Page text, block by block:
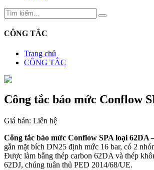
CÔNG TẮC
Trang chủ
CÔNG TẮC
Công tắc báo mức Conflow
Giá bán: Liên hệ
Công tắc báo mức Conflow SPA loại 62DA
gắn mặt bích DN25 định mức 16 bar, có 2
Được làm bằng thép carbon 62DA và thép
62DJ, chúng tuân thủ PED 2014/68/UE.